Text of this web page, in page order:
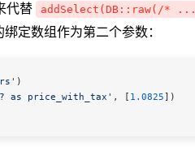
代替
addSelect(DB::raw(/*
定数组作为第二个参数：
)
as price_with_tax' , [ 1.0825])